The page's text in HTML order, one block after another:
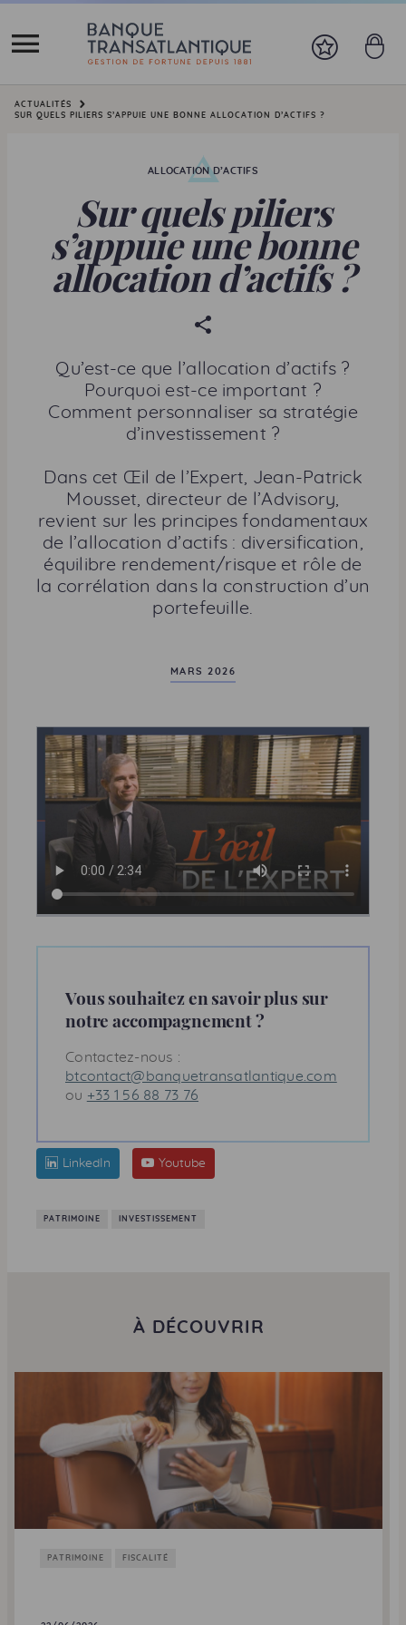
Vous êtes ici:
ACTUALITÉS
SUR QUELS PILIERS S’APPUIE UNE BONNE ALLOCATION D’ACTIFS ?
ALLOCATION D’ACTIFS
Sur quels piliers
s’appuie une bonne
allocation d’actifs ?
r
t
a
g
r
c
e
t
t
e
p
e
Qu’est-ce que l’allocation d’actifs ?
Pourquoi est-ce important ?
Comment personnaliser sa stratégie
d’investissement ?
Dans cet Œil de l’Expert, Jean-Patrick
Mousset, directeur de l’Advisory,
revient sur les principes fondamentaux
de l’allocation d’actifs : diversification,
équilibre rendement/risque et rôle de
la corrélation dans la construction d’un
portefeuille.
MARS 2026
Vous souhaitez en savoir plus sur
notre accompagnement ?
Contactez-nous :
btcontact@banquetransatlantique.com
ou +33 1 56 88 73 76
LinkedIn Youtube
PATRIMOINE INVESTISSEMENT
À DÉCOUVRIR
PATRIMOINE FISCALITÉ